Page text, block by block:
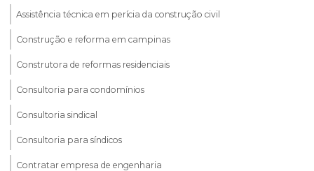
Assistência técnica em perícia da construção civil
Construção e reforma em campinas
Construtora de reformas residenciais
Consultoria para condomínios
Consultoria sindical
Consultoria para síndicos
Contratar empresa de engenharia